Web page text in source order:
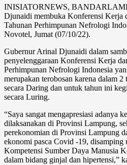
INISIATORNEWS,
Djunaidi membuka Konferensi Kerja
Tahunan Perhimpunan Nefrologi
Novotel, Jumat (07/10/22).
Gubernur Arinal Djunaidi dalam
penyelenggaraan Konferensi Kerja
Perhimpunan Nefrologi Indonesia
merupakan terobosan karena dalam
secara Daring dan untuk tahun ini
secara Luring.
“Saya sangat mengapresiasi adanya
dilaksanakan di Provinsi Lampung,
perekonomian di Provinsi Lampung
ekonomi pasca Covid -19, disamping
Kompetensi Sumber Daya Manusia
dalam bidang ginjal dan hipertensi,”